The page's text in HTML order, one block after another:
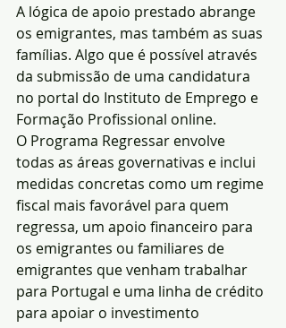
A lógica de apoio prestado abrange
os emigrantes, mas também as suas
famílias. Algo que é possível através
da submissão de uma candidatura
no portal do Instituto de Emprego e
Formação Profissional online.
O Programa Regressar envolve
todas as áreas governativas e inclui
medidas concretas como um regime
fiscal mais favorável para quem
regressa, um apoio financeiro para
os emigrantes ou familiares de
emigrantes que venham trabalhar
para Portugal e uma linha de crédito
para apoiar o investimento